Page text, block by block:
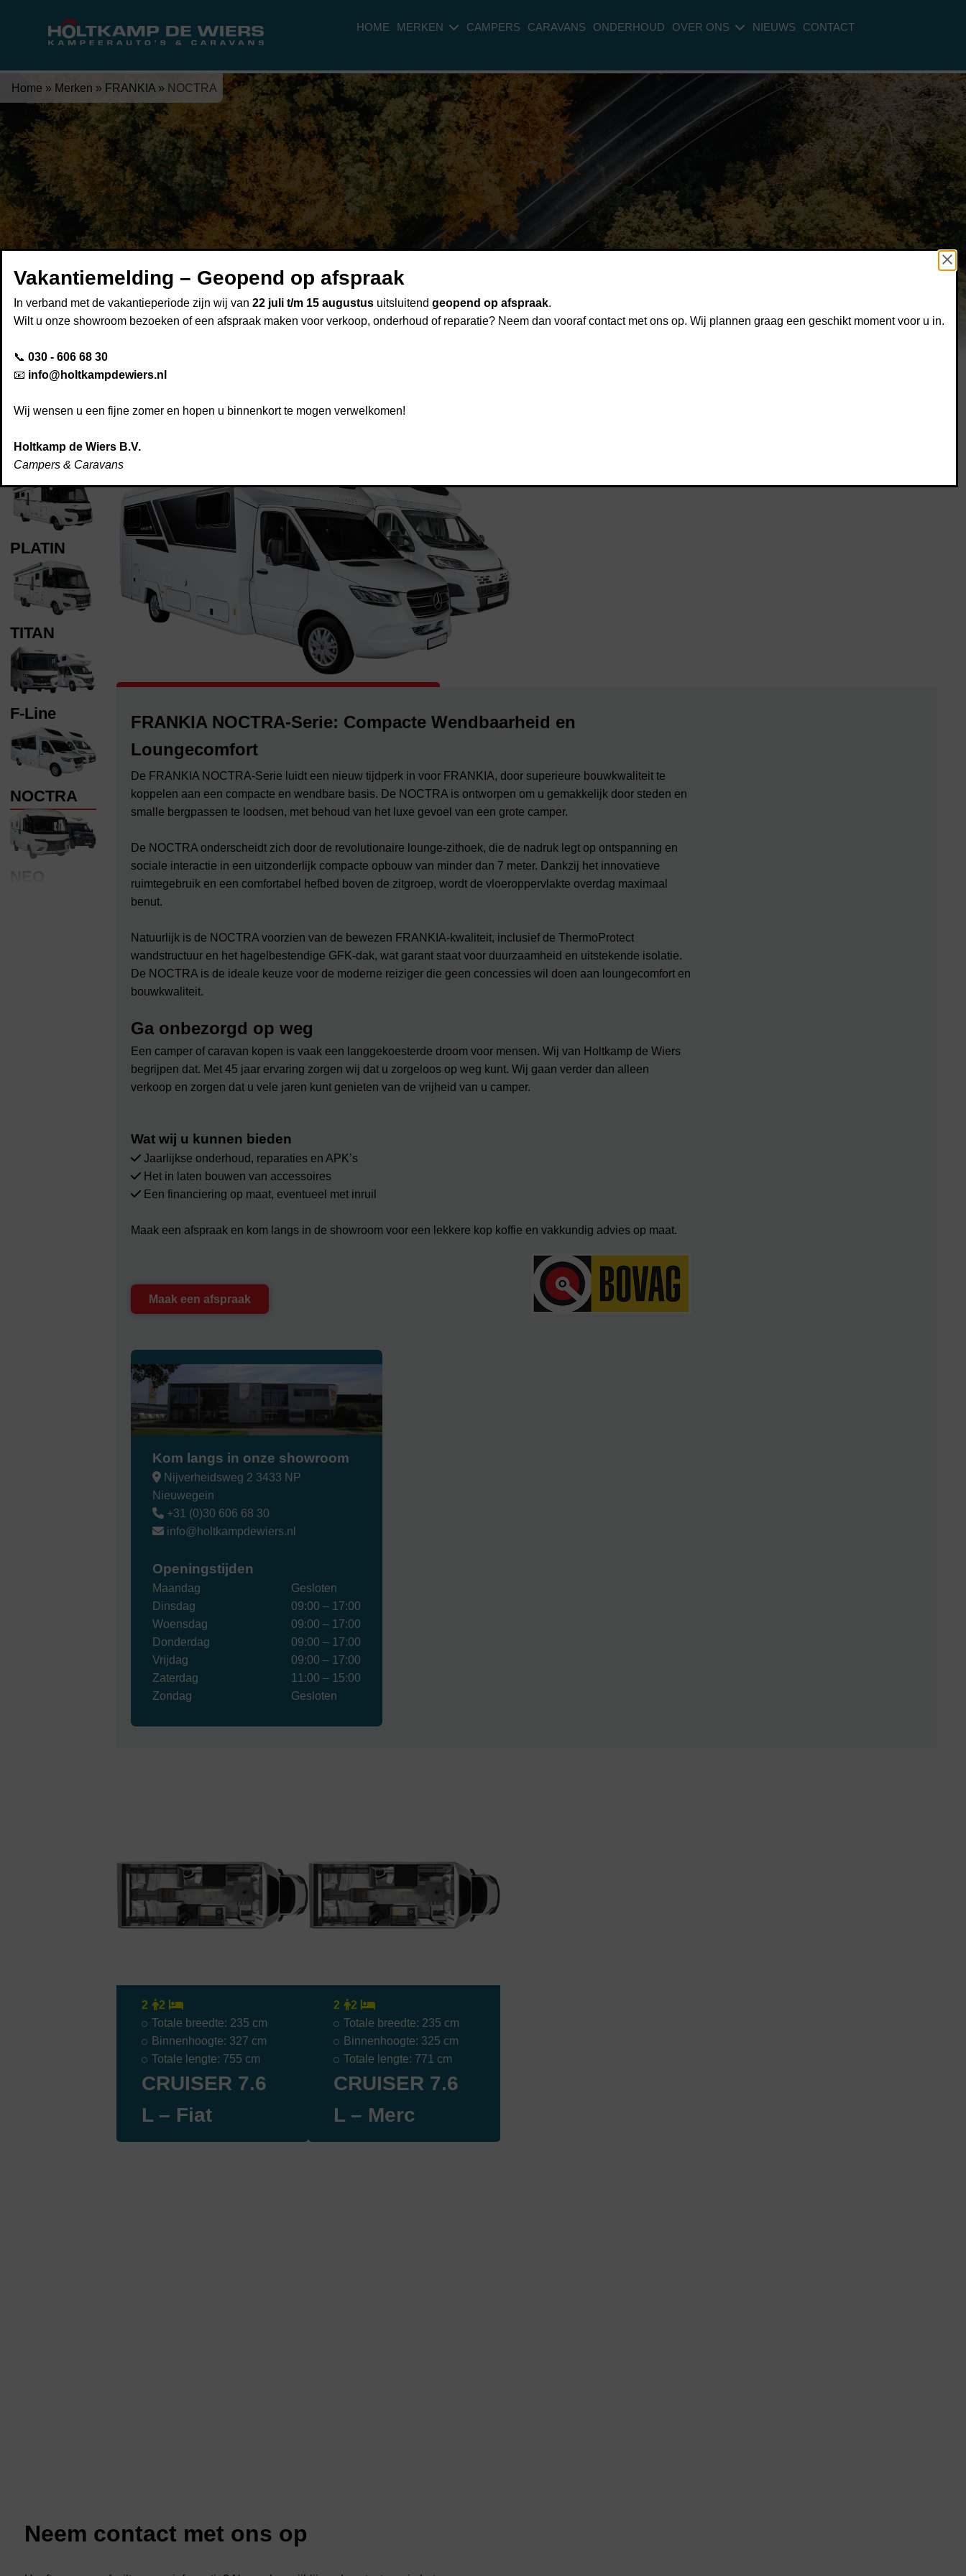
HOME MERKEN CAMPERS CARAVANS ONDERHOUD OVER ONS NIEUWS CONTACT
Vakantiemelding – Geopend op afspraak
In verband met de vakantieperiode zijn wij van 22 juli t/m 15 augustus uitsluitend geopend op afspraak.
Wilt u onze showroom bezoeken of een afspraak maken voor verkoop, onderhoud of reparatie? Neem dan vooraf contact met ons op. Wij plannen graag een geschikt moment voor u in.
📞 030 - 606 68 30
📧 info@holtkampdewiers.nl
Wij wensen u een fijne zomer en hopen u binnenkort te mogen verwelkomen!
Holtkamp de Wiers B.V.
Campers & Caravans
Home » Merken » FRANKIA » NOCTRA
TOGETHER
PLATIN
TITAN
F-Line
NOCTRA
NOCTRA
FRANKIA NOCTRA-Serie: Compacte Wendbaarheid en
Loungecomfort
De FRANKIA NOCTRA-Serie luidt een nieuw tijdperk in voor FRANKIA, door superieure bouwkwaliteit te
koppelen aan een compacte en wendbare basis. De NOCTRA is ontworpen om u gemakkelijk door steden en
smalle bergpassen te loodsen, met behoud van het luxe gevoel van een grote camper.
De NOCTRA onderscheidt zich door de revolutionaire lounge-zithoek, die de nadruk legt op ontspanning en
sociale interactie in een uitzonderlijk compacte opbouw van minder dan 7 meter. Dankzij het innovatieve
ruimtegebruik en een comfortabel hefbed boven de zitgroep, wordt de vloeroppervlakte overdag maximaal
benut.
Natuurlijk is de NOCTRA voorzien van de bewezen FRANKIA-kwaliteit, inclusief de ThermoProtect
wandstructuur en het hagelbestendige GFK-dak, wat garant staat voor duurzaamheid en uitstekende isolatie.
De NOCTRA is de ideale keuze voor de moderne reiziger die geen concessies wil doen aan loungecomfort en
bouwkwaliteit.
Ga onbezorgd op weg
Een camper of caravan kopen is vaak een langgekoesterde droom voor mensen. Wij van Holtkamp de Wiers
begrijpen dat. Met 45 jaar ervaring zorgen wij dat u zorgeloos op weg kunt. Wij gaan verder dan alleen
verkoop en zorgen dat u vele jaren kunt genieten van de vrijheid van u camper.
Wat wij u kunnen bieden
Jaarlijkse onderhoud, reparaties en APK’s
Het in laten bouwen van accessoires
Een financiering op maat, eventueel met inruil
Maak een afspraak en kom langs in de showroom voor een lekkere kop koffie en vakkundig advies op maat.
Maak een afspraak
Kom langs in onze showroom
Nijverheidsweg 2 3433 NP
Nieuwegein
+31 (0)30 606 68 30
info@holtkampdewiers.nl
Openingstijden
Maandag
Dinsdag
Woensdag
Donderdag
Vrijdag
Zaterdag
Zondag
Gesloten
09:00 – 17:00
09:00 – 17:00
09:00 – 17:00
09:00 – 17:00
11:00 – 15:00
Gesloten
2
2
Totale breedte: 235 cm
Binnenhoogte: 327 cm
Totale lengte: 755 cm
CRUISER 7.6
L – Fiat
2
2
Totale breedte: 235 cm
Binnenhoogte: 325 cm
Totale lengte: 771 cm
CRUISER 7.6
L – Merc
Neem contact met ons op